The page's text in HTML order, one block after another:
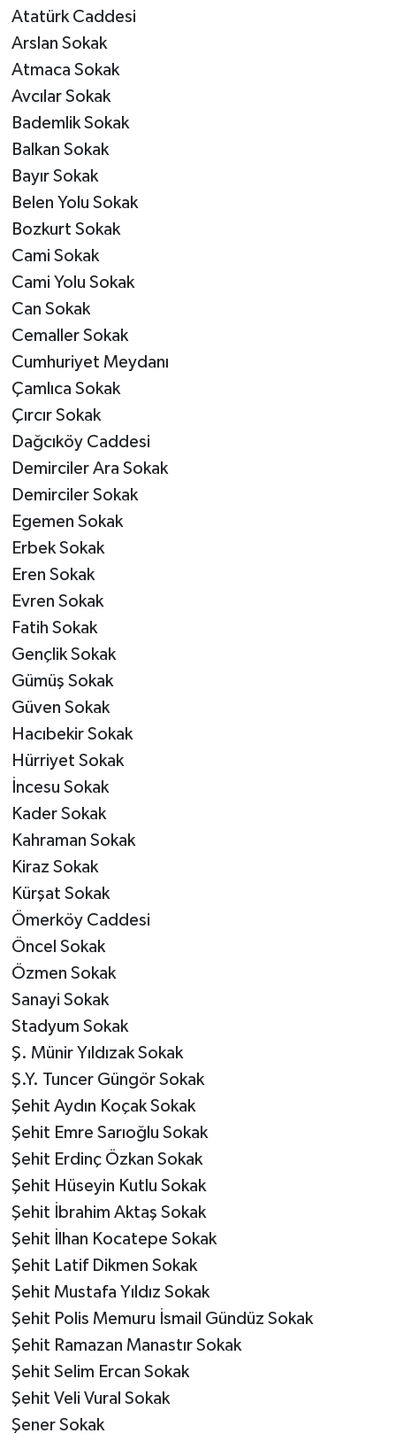
Atatürk Caddesi
Arslan Sokak
Atmaca Sokak
Avcılar Sokak
Bademlik Sokak
Balkan Sokak
Bayır Sokak
Belen Yolu Sokak
Bozkurt Sokak
Cami Sokak
Cami Yolu Sokak
Can Sokak
Cemaller Sokak
Cumhuriyet Meydanı
Çamlıca Sokak
Çırcır Sokak
Dağcıköy Caddesi
Demirciler Ara Sokak
Demirciler Sokak
Egemen Sokak
Erbek Sokak
Eren Sokak
Evren Sokak
Fatih Sokak
Gençlik Sokak
Gümüş Sokak
Güven Sokak
Hacıbekir Sokak
Hürriyet Sokak
İncesu Sokak
Kader Sokak
Kahraman Sokak
Kiraz Sokak
Kürşat Sokak
Ömerköy Caddesi
Öncel Sokak
Özmen Sokak
Sanayi Sokak
Stadyum Sokak
Ş. Münir Yıldızak Sokak
Ş.Y. Tuncer Güngör Sokak
Şehit Aydın Koçak Sokak
Şehit Emre Sarıoğlu Sokak
Şehit Erdinç Özkan Sokak
Şehit Hüseyin Kutlu Sokak
Şehit İbrahim Aktaş Sokak
Şehit İlhan Kocatepe Sokak
Şehit Latif Dikmen Sokak
Şehit Mustafa Yıldız Sokak
Şehit Polis Memuru İsmail Gündüz Sokak
Şehit Ramazan Manastır Sokak
Şehit Selim Ercan Sokak
Şehit Veli Vural Sokak
Şener Sokak